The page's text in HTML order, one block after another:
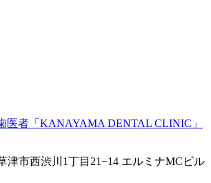
津市西渋川1丁目21−14 エルミナMCビル